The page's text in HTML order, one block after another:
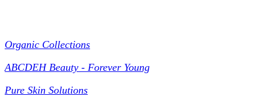
Organic Collections
ABCDEH Beauty - Forever Young
Pure Skin Solutions